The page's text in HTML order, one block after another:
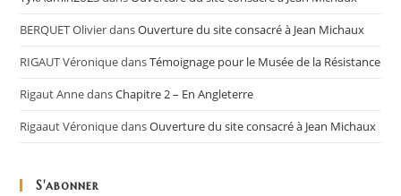
BERQUET OlivierdansOuverture du site consacré à Jean Michaux
RIGAUT VéroniquedansTémoignage pour le Musée de la Résistance
Rigaut AnnedansChapitre 2 – En Angleterre
Rigaaut VéroniquedansOuverture du site consacré à Jean Michaux
S'abonner